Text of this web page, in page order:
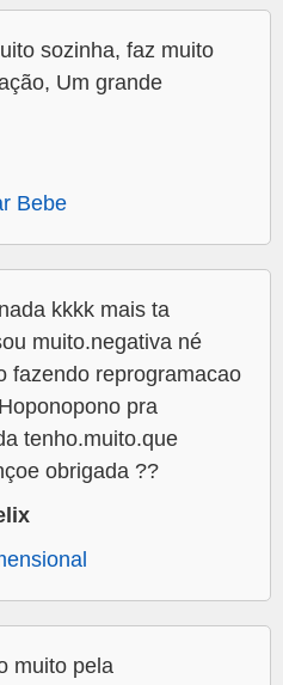
sozinha, faz muito
Um grande
Bebe
kkkk mais ta
muito.negativa né
fazendo reprogramacao
pra
tenho.muito.que
obrigada ??
muito pela